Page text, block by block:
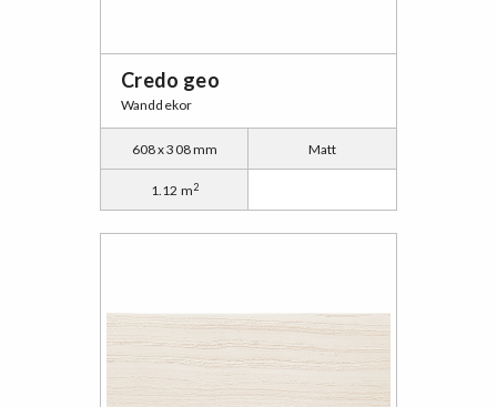
Credo geo
Wanddekor
608 x 308 mm Matt
1.12 m2